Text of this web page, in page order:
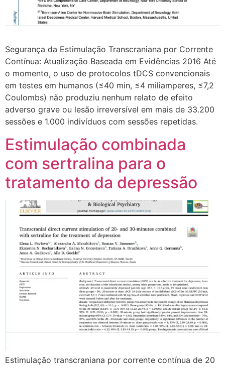
Segurança da Estimulação Transcraniana por Corrente
Contínua: Atualização Baseada em Evidências 2016 Até
o momento, o uso de protocolos tDCS convencionais
em testes em humanos (≤40 min, ≤4 miliamperes, ≤7,2
Coulombs) não produziu nenhum relato de efeito
adverso grave ou lesão irreversível em mais de 33.200
sessões e 1.000 indivíduos com sessões repetidas.
Estimulação combinada
com sertralina para o
tratamento da depressão
Estimulação transcraniana por corrente contínua de 20